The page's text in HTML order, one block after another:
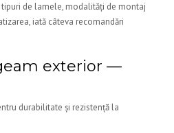
tipuri de lamele, modalități de montaj
iată câteva recomandări
exterior —
durabilitate și rezistență la